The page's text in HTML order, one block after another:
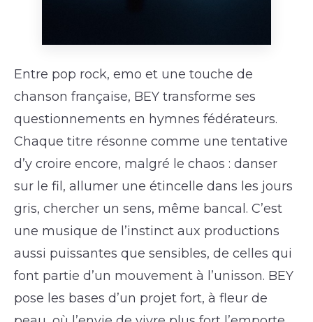
Entre pop rock, emo et une touche de
chanson française, BEY transforme ses
questionnements en hymnes fédérateurs.
Chaque titre résonne comme une tentative
d’y croire encore, malgré le chaos : danser
sur le fil, allumer une étincelle dans les jours
gris, chercher un sens, même bancal. C’est
une musique de l’instinct aux productions
aussi puissantes que sensibles, de celles qui
font partie d’un mouvement à l’unisson. BEY
pose les bases d’un projet fort, à fleur de